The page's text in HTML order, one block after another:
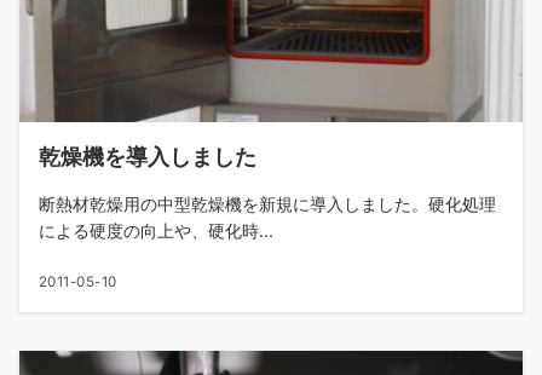
乾燥機を導入しました
断熱材乾燥用の中型乾燥機を新規に導入しました。硬化処理
による硬度の向上や、硬化時...
2011-05-10